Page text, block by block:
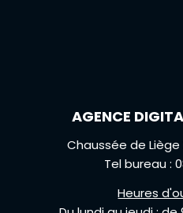
AGENCE
Chaussée de Liège
Tel bureau :
Heures